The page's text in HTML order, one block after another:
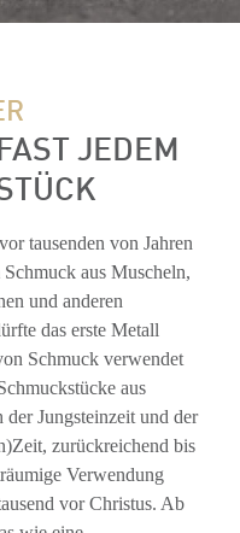
JEDEM
tausenden von Jahren
aus Muscheln,
und anderen
das erste Metall
Schmuck verwendet
aus
Jungsteinzeit und der
zurückreichend bis
Verwendung
vor Christus. Ab